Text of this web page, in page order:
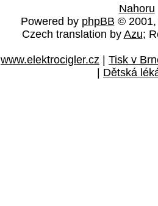
Nahoru
Powered by phpBB © 2001,
Czech translation by Azu;
www.elektrocigler.cz | Tisk v
| Dětská